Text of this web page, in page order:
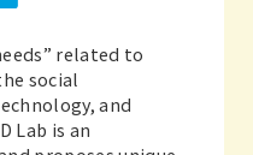
related to
social
and
Lab is an